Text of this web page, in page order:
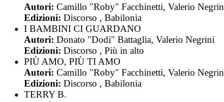
Autori: Camillo "Roby" Facchinetti, Valerio
Edizioni: Discorso , Babilonia
I BAMBINI CI GUARDANO
Autori: Donato "Dodi" Battaglia, Valerio Negrini
Edizioni: Discorso , Più in alto
PIÙ AMO, PIÙ TI AMO
Autori: Camillo "Roby" Facchinetti, Valerio
Edizioni: Discorso , Babilonia
TERRY B.